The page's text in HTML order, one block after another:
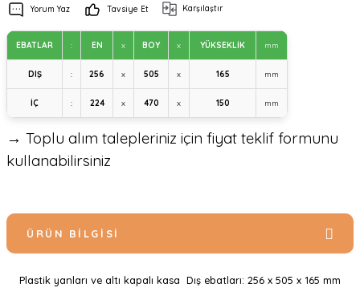
Yorum Yaz Tavsiye Et Karşılaştır
EBATLAR : EN x BOY x YÜKSEKLİK mm
DIŞ : 256 x 505 x 165 mm
İÇ : 224 x 470 x 150 mm
→ Toplu alım talepleriniz için fiyat teklif formunu
kullanabilirsiniz
ÜRÜN BILGISI
Plastik yanları ve altı kapalı kasa Dış ebatları: 256 x 505 x 165 mm